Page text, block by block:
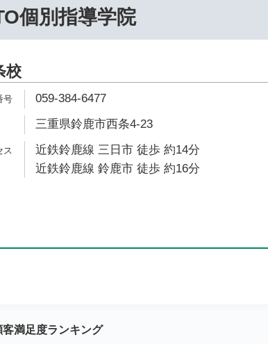
個別指導学院
校
059-384-6477
三重県鈴鹿市西条4-23
近鉄鈴鹿線 三日市 徒歩 約14分
近鉄鈴鹿線 鈴鹿市 徒歩 約16分
客満足度ランキング